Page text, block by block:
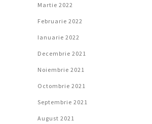
Martie 2022
Februarie 2022
Ianuarie 2022
Decembrie 2021
Noiembrie 2021
Octombrie 2021
Septembrie 2021
August 2021